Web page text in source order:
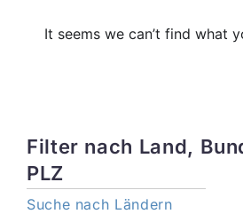
It seems we can’t find what
Filter nach Land,
PLZ
Suche nach Ländern